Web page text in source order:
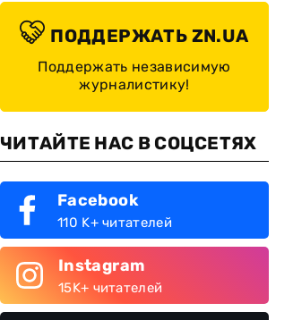
ПОДДЕРЖАТЬ ZN.UA
Поддержать независимую
журналистику!
ЧИТАЙТЕ НАС В СОЦСЕТЯХ
Facebook
110 K+ читателей
Instagram
15K+ читателей